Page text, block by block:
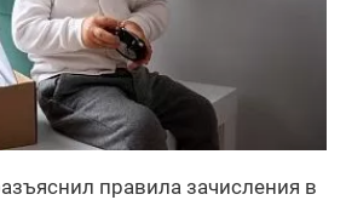
правила зачисления в